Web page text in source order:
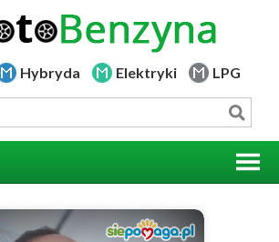
Hybryda Elektryki LPG